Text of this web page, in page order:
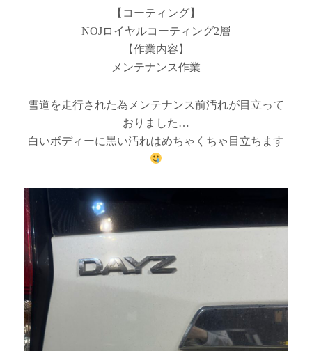
【コーティング】
NOJロイヤルコーティング2層
【作業内容】
メンテナンス作業
雪道を走行された為メンテナンス前汚れが目立って
おりました…
白いボディーに黒い汚れはめちゃくちゃ目立ちます